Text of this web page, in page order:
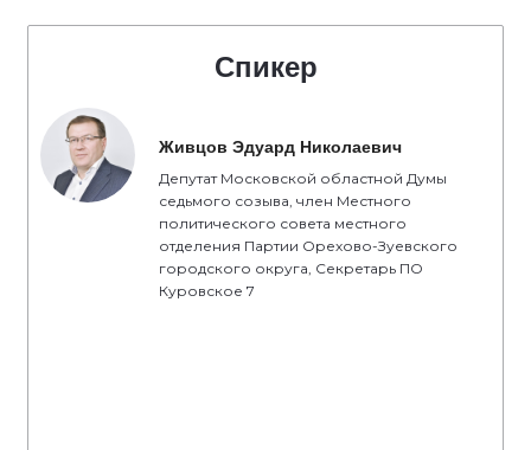
Спикер
Живцов Эдуард Николаевич
Депутат Московской областной Думы
седьмого созыва, член Местного
политического совета местного
отделения Партии Орехово-Зуевского
городского округа, Секретарь ПО
Куровское 7